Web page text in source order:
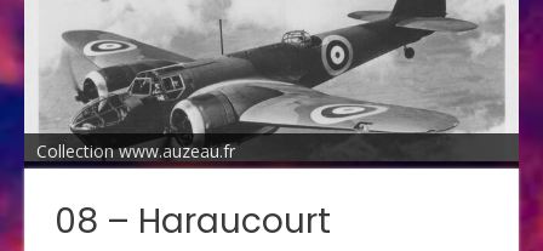
Collection www.auzeau.fr
08 – Haraucourt